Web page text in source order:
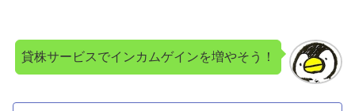
貸株サービスでインカムゲインを増やそう！